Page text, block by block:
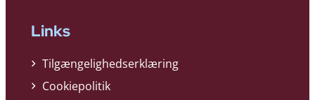
Links
Tilgængelighedserklæring
Cookiepolitik